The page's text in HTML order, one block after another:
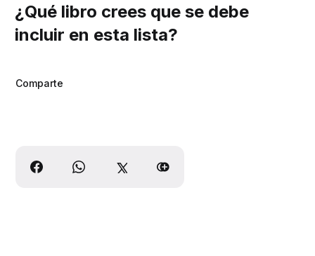
¿Qué libro crees que se debe
incluir en esta lista?
Comparte